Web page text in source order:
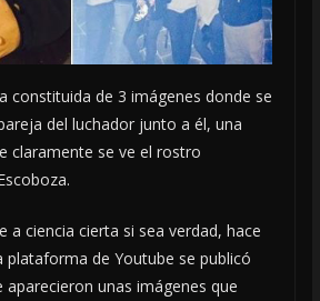
constituida de 3 imágenes donde se
del luchador junto a él, una
claramente se ve el rostro
a ciencia cierta si sea verdad, hace
plataforma de Youtube se publicó
aparecieron unas imágenes que